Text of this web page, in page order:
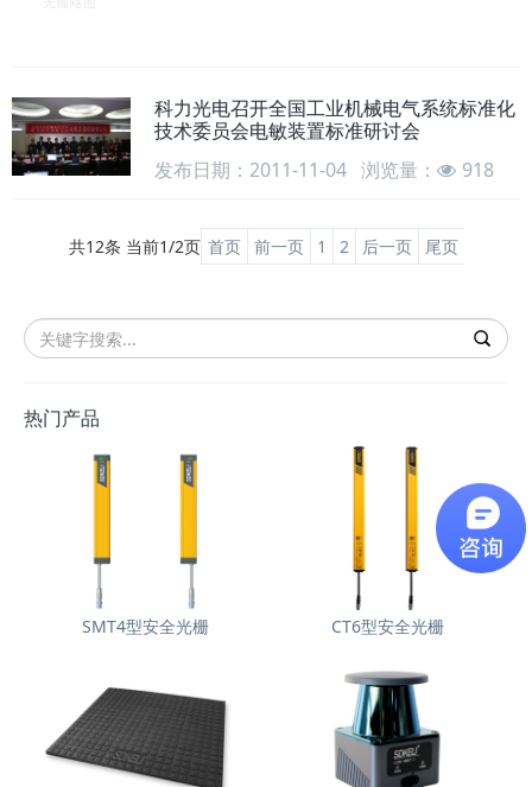
科力光电召开全国工业机械电气系统标准化
技术委员会电敏装置标准研讨会
发布日期：2011-11-04 浏览量： 918
共12条 当前1/2页 首页 前一页 1 2 后一页 尾页
热门产品
SMT4型安全光栅 CT6型安全光栅